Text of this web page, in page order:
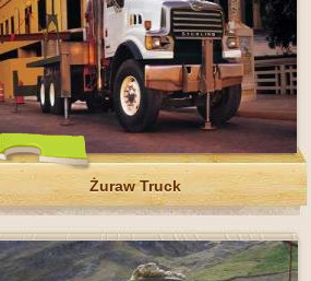
Żuraw Truck